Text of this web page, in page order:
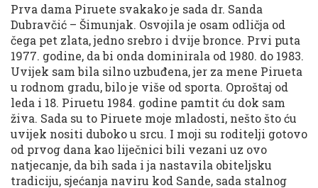
Prva dama Piruete svakako je sada dr. Sanda
Dubravčić – Šimunjak. Osvojila je osam odličja od
čega pet zlata, jedno srebro i dvije bronce. Prvi puta
1977. godine, da bi onda dominirala od 1980. do 1983.
Uvijek sam bila silno uzbuđena, jer za mene Pirueta
u rodnom gradu, bilo je više od sporta. Oproštaj od
leda i 18. Piruetu 1984. godine pamtit ću dok sam
živa. Sada su to Piruete moje mladosti, nešto što ću
uvijek nositi duboko u srcu. I moji su roditelji gotovo
od prvog dana kao liječnici bili vezani uz ovo
natjecanje, da bih sada i ja nastavila obiteljsku
tradiciju, sjećanja naviru kod Sande, sada stalnog